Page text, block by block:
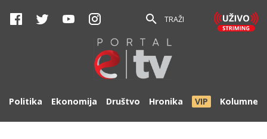
TRAŽI
Politika Ekonomija Društvo Hronika VIP Kolumne